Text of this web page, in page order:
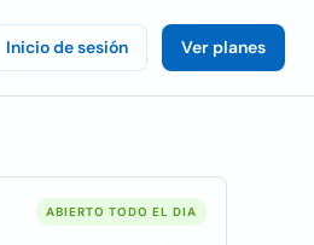
Inicio de sesión Ver planes
ABIERTO TODO EL DIA